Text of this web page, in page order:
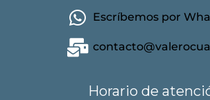
Escríbemos por
Horario de